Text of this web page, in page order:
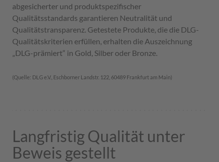
abgesicherter und produktspezifischer
Qualitätsstandards garantieren Neutralität und
Qualitätstransparenz. Getestete Produkte, die die DLG-
Qualitätskriterien erfüllen, erhalten die Auszeichnung
„DLG-prämiert“ in Gold, Silber oder Bronze.
(Quelle: DLG e.V., Eschborner Landstr. 122, 60489 Frankfurt am Main)
Langfristig Qualität unter
Beweis gestellt